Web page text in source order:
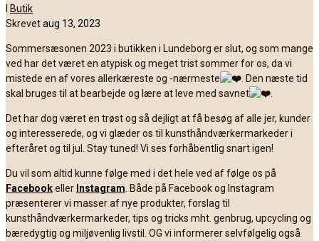
I Butik
Skrevetaug 13, 2023
Sommersæsonen 2023 i butikken i Lundeborg er slut, og som mange
ved har det været en atypisk og meget trist sommer for os, da vi
mistede en af vores allerkæreste og -nærmeste
. Den næste tid
skal bruges til at bearbejde og lære at leve med savnet
Det har dog været en trøst og så dejligt at få besøg af alle jer, kunder
og interesserede, og vi glæder os til kunsthåndværkermarkeder i
efteråret og til jul. Stay tuned! Vi ses forhåbentlig snart igen!
Du vil som altid kunne følge med i det hele ved af følge os på
Facebookeller Instagram . Både på Facebook og Instagram
præsenterer vi masser af nye produkter, forslag til
kunsthåndværkermarkeder, tips og tricks mht. genbrug, upcycling og
bæredygtig og miljøvenlig livstil. OG vi informerer selvfølgelig også